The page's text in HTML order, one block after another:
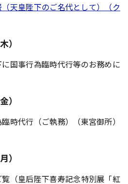
天皇陛下のご名代として）（ク
）
国事行為臨時代行等のお務めに
）
時代行（ご執務）（東宮御所）
）
覧（皇后陛下喜寿記念特別展「紅